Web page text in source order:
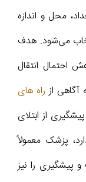
محل و اندازه
می‌شود. هدف
احتمال انتقال
آگاهی از راه های
از ابتلای
پزشک معمولاً
و پیشگیری را نیز